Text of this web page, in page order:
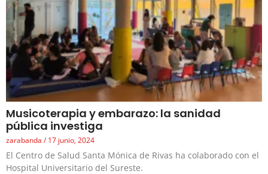
Musicoterapia y embarazo: la sanidad
pública investiga
zarabanda 17 junio, 2024
El Centro de Salud Santa Mónica de Rivas ha colaborado con el
Hospital Universitario del Sureste.